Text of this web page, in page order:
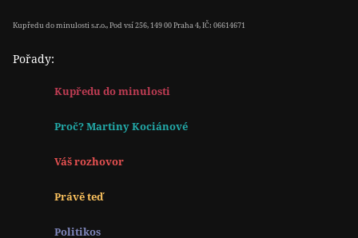
Kupředu do minulosti s.r.o., Pod vsí 256, 149 00 Praha 4, IČ: 06614671
Pořady:
Kupředu do minulosti
Proč? Martiny Kociánové
Váš rozhovor
Právě teď
Politikos